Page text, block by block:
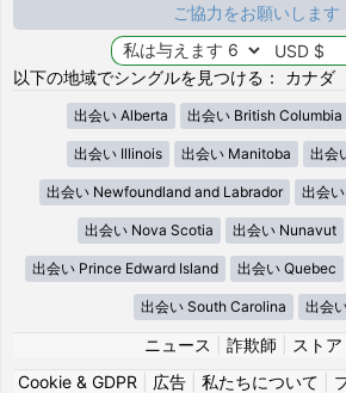
ご協力をお願いします
以下の地域でシングルを見つける： カナダ
出会い Alberta 出会い British Columbia
出会い Illinois 出会い Manitoba 出会
出会い Newfoundland and Labrador 出会
出会い Nova Scotia 出会い Nunavut
出会い Prince Edward Island 出会い Quebec
出会い South Carolina 出会
ニュース 詐欺師 ストア
Cookie & GDPR
広告 私たちについて